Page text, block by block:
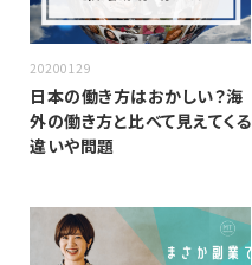
20200129
日本の働き方はおかしい？海
外の働き方と比べて見えてくる
違いや問題